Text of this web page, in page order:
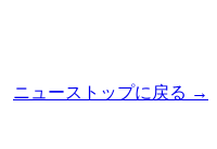
ニューストップに戻る →